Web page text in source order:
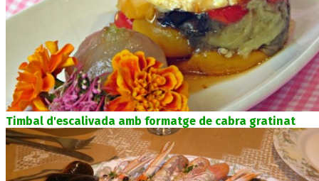
Timbal d'escalivada amb formatge de cabra gratinat